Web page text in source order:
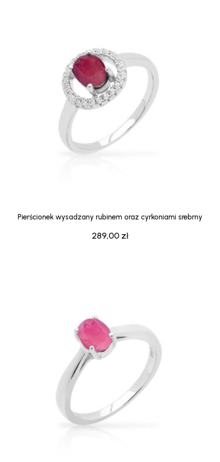
289,00 zł
Pierścionek wysadzany rubinem oraz cyrkoniami srebrny